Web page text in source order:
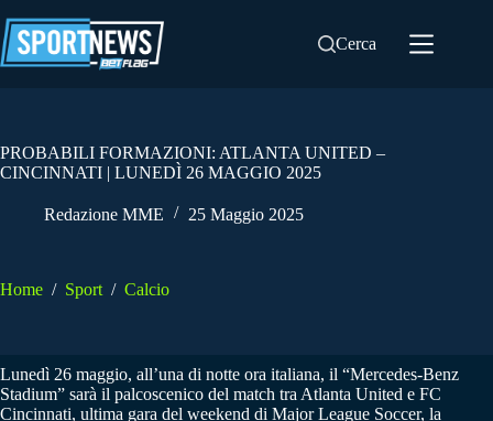
al
contenuto
Cerca
PROBABILI FORMAZIONI: ATLANTA UNITED –
CINCINNATI | LUNEDÌ 26 MAGGIO 2025
Redazione MME 25 Maggio 2025
Home / Sport / Calcio
Lunedì 26 maggio, all’una di notte ora italiana, il “Mercedes-Benz
Stadium” sarà il palcoscenico del match tra Atlanta United e FC
Cincinnati, ultima gara del weekend di Major League Soccer, la